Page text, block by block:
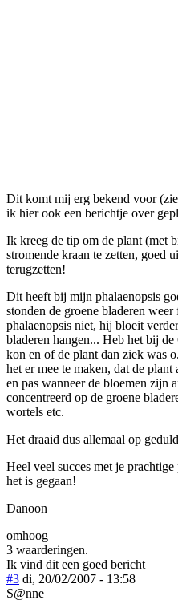
Dit komt mij erg bekend voor
ik hier ook een berichtje over
Ik kreeg de tip om de plant (met
stromende kraan te zetten, goed
terugzetten!
Dit heeft bij mijn phalaenopsis
stonden de groene bladeren
phalaenopsis niet, hij bloeit
bladeren hangen... Heb het bij
kon en of de plant dan ziek was
het er mee te maken, dat de
en pas wanneer de bloemen zijn
concentreerd op de groene
wortels etc.
Het draaid dus allemaal op
Heel veel succes met je
het is gegaan!
Danoon
omhoog
3 waarderingen.
Ik vind dit een goed bericht
#3 di, 20/02/2007 - 13:58
S@nne